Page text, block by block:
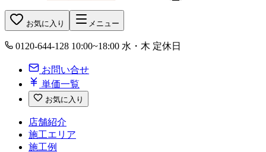
お気に入り メニュー
0120-644-128 10:00~18:00 水・木 定休日
お問い合せ
単価一覧
お気に入り
店舗紹介
施工エリア
施工例